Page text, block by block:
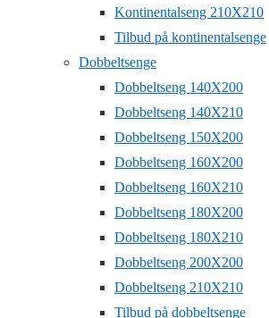
Kontinentalseng 210X210
Tilbud på kontinentalsenge
Dobbeltsenge
Dobbeltseng 140X200
Dobbeltseng 140X210
Dobbeltseng 150X200
Dobbeltseng 160X200
Dobbeltseng 160X210
Dobbeltseng 180X200
Dobbeltseng 180X210
Dobbeltseng 200X200
Dobbeltseng 210X210
Tilbud på dobbeltsenge